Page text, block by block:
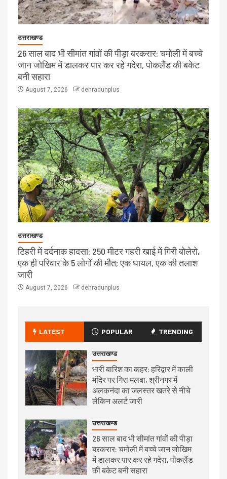
उत्तराखण्ड
26 साल बाद भी सीमांत गांवों की पीड़ा बरकरार: चमोली में बच्चे
जान जोखिम में डालकर पार कर रहे गदेरा, पोकलैंड की बकेट
बनी सहारा
August 7, 2026 dehradunplus
उत्तराखण्ड
टिहरी में दर्दनाक हादसा: 250 मीटर गहरी खाई में गिरी बोलेरो,
एक ही परिवार के 5 लोगों की मौत; एक घायल, एक की तलाश
जारी
August 7, 2026 dehradunplus
LATEST POPULAR TRENDING
उत्तराखण्ड
भारी बारिश का कहर: हरिद्वार में काली
मंदिर पर गिरा मलबा, श्रीनगर में
अलकनंदा का जलस्तर खतरे से नीचे
लेकिन अलर्ट जारी
उत्तराखण्ड
26 साल बाद भी सीमांत गांवों की पीड़ा
बरकरार: चमोली में बच्चे जान जोखिम
में डालकर पार कर रहे गदेरा, पोकलैंड
की बकेट बनी सहारा